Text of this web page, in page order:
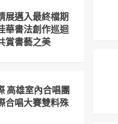
展邁入最終檔期
華書法創作巡迴
賞書藝之美
高雄室內合唱團
合唱大賽雙料殊